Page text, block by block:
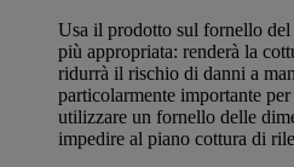
Usa il prodotto sul fornello
più appropriata: renderà la
ridurrà il rischio di danni a
particolarmente importante
utilizzare un fornello delle
impedire al piano cottura di